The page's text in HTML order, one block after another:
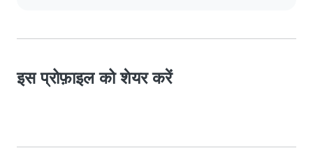
इस प्रोफ़ाइल को शेयर करें